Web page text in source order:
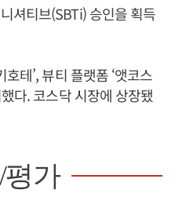
셔티브(SBTi) 승인을 획득
테’, 뷰티 플랫폼 ‘앳코스
다. 코스닥 시장에 상장됐
평가